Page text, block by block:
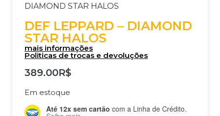
DIAMOND STAR HALOS
DEF LEPPARD – DIAMOND
STAR HALOS
mais informações
Politicas de trocas e devoluções
389.00R$
Em estoque
Até 12x sem cartão com a Linha de Crédito.